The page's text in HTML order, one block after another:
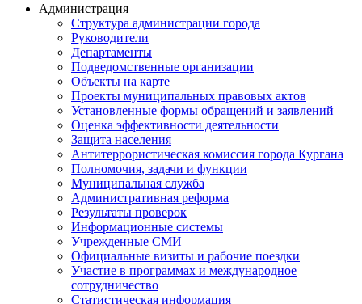
Администрация
Структура администрации города
Руководители
Департаменты
Подведомственные организации
Объекты на карте
Проекты муниципальных правовых актов
Установленные формы обращений и заявлений
Оценка эффективности деятельности
Защита населения
Антитеррористическая комиссия города Кургана
Полномочия, задачи и функции
Муниципальная служба
Административная реформа
Результаты проверок
Информационные системы
Учрежденные СМИ
Официальные визиты и рабочие поездки
Участие в программах и международное
сотрудничество
Статистическая информация